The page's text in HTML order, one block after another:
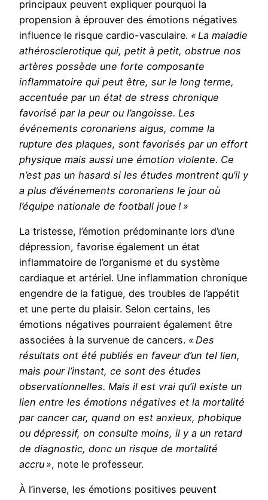
principaux peuvent expliquer pourquoi la
propension à éprouver des émotions négatives
influence le risque cardio-vasculaire. « La maladie
athérosclerotique qui, petit à petit, obstrue nos
artères possède une forte composante
inflammatoire qui peut être, sur le long terme,
accentuée par un état de stress chronique
favorisé par la peur ou l’angoisse. Les
événements coronariens aigus, comme la
rupture des plaques, sont favorisés par un effort
physique mais aussi une émotion violente. Ce
n’est pas un hasard si les études montrent qu’il y
a plus d’événements coronariens le jour où
l’équipe nationale de football joue ! »
La tristesse, l’émotion prédominante lors d’une
dépression, favorise également un état
inflammatoire de l’organisme et du système
cardiaque et artériel. Une inflammation chronique
engendre de la fatigue, des troubles de l’appétit
et une perte du plaisir. Selon certains, les
émotions négatives pourraient également être
associées à la survenue de cancers. « Des
résultats ont été publiés en faveur d’un tel lien,
mais pour l’instant, ce sont des études
observationnelles. Mais il est vrai qu’il existe un
lien entre les émotions négatives et la mortalité
par cancer car, quand on est anxieux, phobique
ou dépressif, on consulte moins, il y a un retard
de diagnostic, donc un risque de mortalité
accru », note le professeur.
À l’inverse, les émotions positives peuvent